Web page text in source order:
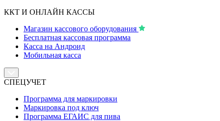
ККТ И ОНЛАЙН КАССЫ
Магазин кассового оборудования
Бесплатная кассовая программа
Касса на Андроид
Мобильная касса
СПЕЦУЧЕТ
Программа для маркировки
Маркировка под ключ
Программа ЕГАИС для пива